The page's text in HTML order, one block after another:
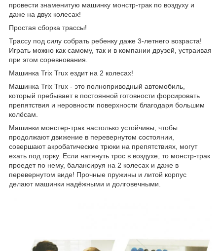
провести знаменитую машинку монстр-трак по воздуху и
даже на двух колесах!
Простая сборка трассы!
Трассу под силу собрать ребенку даже 3-летнего возраста!
Играть можно как самому, так и в компании друзей, устраивая
при этом соревнования.
Машинка Trix Trux ездит на 2 колесах!
Машинка Trix Trux - это полноприводный автомобиль,
который пребывает в постоянной готовности форсировать
препятствия и неровности поверхности благодаря большим
колёсам.
Машинки монстер-трак настолько устойчивы, чтобы
продолжают движение в перевернутом состоянии,
совершают акробатические трюки на препятствиях, могут
ехать под горку. Если натянуть трос в воздухе, то монстр-трак
проедет по нему, балансируя на 2 колесах и даже в
перевернутом виде! Прочные пружины и литой корпус
делают машинки надёжными и долговечными.